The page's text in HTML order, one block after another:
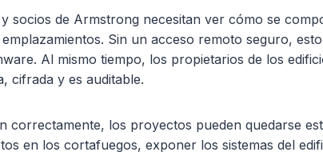
de Armstrong necesitan ver cómo se
Sin un acceso remoto seguro,
Al mismo tiempo, los propietarios de los
cifrada y es auditable.
correctamente, los proyectos pueden quedarse
en los cortafuegos, exponer los sistemas del